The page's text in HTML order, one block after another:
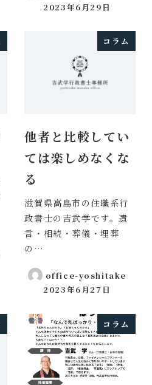
投稿日
2023年6月29日
コラム
他者と比較してい
ては楽しめなくな
る
滋賀県高島市の住職系行
政書士の吉武学です。遺
言・相続・葬儀・埋葬
の…
office-yoshitake
投稿日
2023年6月27日
コラム